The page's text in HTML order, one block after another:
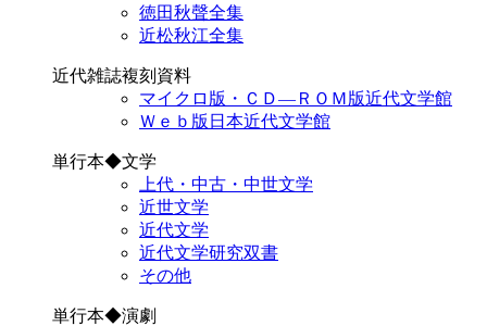
徳田秋聲全集
近松秋江全集
近代雑誌複刻資料
マイクロ版・ＣＤ―ＲＯＭ版近代文学館
Ｗｅｂ版日本近代文学館
単行本◆文学
上代・中古・中世文学
近世文学
近代文学
近代文学研究双書
その他
単行本◆演劇